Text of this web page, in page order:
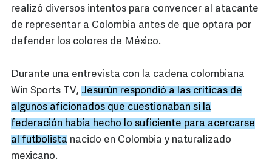
realizó diversos intentos para convencer al atacante
de representar a Colombia antes de que optara por
defender los colores de México.
Durante una entrevista con la cadena colombiana
Win Sports TV, Jesurún respondió a las críticas de
algunos aficionados que cuestionaban si la
federación había hecho lo suficiente para acercarse
al futbolista nacido en Colombia y naturalizado
mexicano.